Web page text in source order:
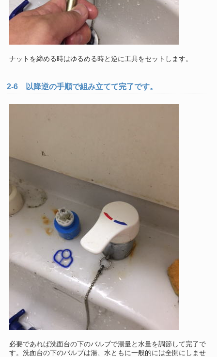
ナットを締める時はゆるめる時と逆に工具をセットします。
2-6 以降逆の手順で組み立てて完了です。
必要であれば洗面台の下のバルブで湯量と水量を調節して完了で
す。洗面台の下のバルブは湯、水ともに一般的には全開にしませ